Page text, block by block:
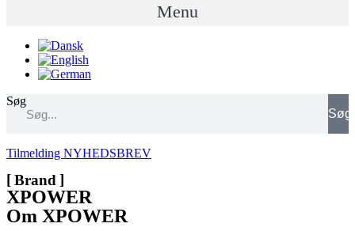
Menu
Søg
Søg
Tilmelding NYHEDSBREV
Brand
XPOWER
Om XPOWER